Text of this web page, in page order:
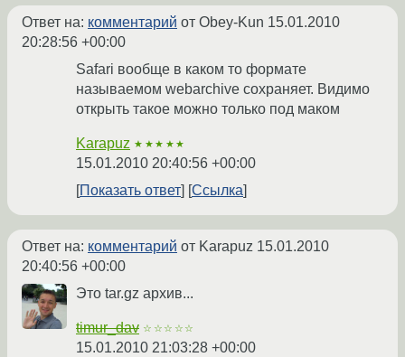
Ответ на: комментарий от Obey-Kun 15.01.2010
20:28:56 +00:00
Safari вообще в каком то формате
называемом webarchive сохраняет. Видимо
открыть такое можно только под маком
Karapuz ★★★★★
15.01.2010 20:40:56 +00:00
Показать ответ
Ссылка
Ответ на: комментарий от Karapuz 15.01.2010
20:40:56 +00:00
Это tar.gz архив...
timur_dav ☆☆☆☆☆
15.01.2010 21:03:28 +00:00